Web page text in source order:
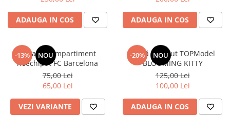
ADAUGA IN COS ADAUGA IN COS
-13% NOU
Penar 1 compartiment
neechipat FC Barcelona
75,00 Lei
65,00 Lei
VEZI VARIANTE
-20% NOU
Sticlă de băut TOPModel
BLOOMING KITTY
125,00 Lei
100,00 Lei
ADAUGA IN COS